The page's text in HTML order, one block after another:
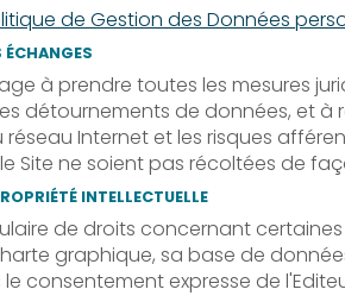
de Gestion des Données
ÉCHANGES
à prendre toutes les mesures
détournements de données, et à
Internet et les risques
Site ne soient pas récoltées de
INTELLECTUELLE
de droits concernant
graphique, sa base de
consentement expresse de